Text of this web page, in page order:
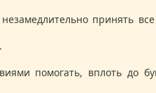
незамедлительно принять
помогать, вплоть до